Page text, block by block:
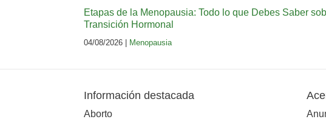
Etapas de la Menopausia: Todo lo que Debes Saber
Transición Hormonal
04/08/2026 | Menopausia
Información destacada
Aborto